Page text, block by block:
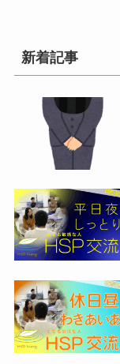
新着記事